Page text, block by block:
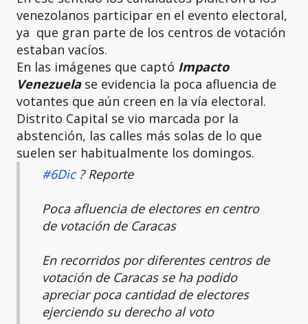
venezolanos participar en el evento electoral,
ya que gran parte de los centros de votación
estaban vacíos.
En las imágenes que captó Impacto
Venezuelase evidencia la poca afluencia de
votantes que aún creen en la vía electoral.
Distrito Capital se vio marcada por la
abstención, las calles más solas de lo que
suelen ser habitualmente los domingos.
#6Dic? Reporte
Poca afluencia de electores en centro
de votación de Caracas
En recorridos por diferentes centros de
votación de Caracas se ha podido
apreciar poca cantidad de electores
ejerciendo su derecho al voto